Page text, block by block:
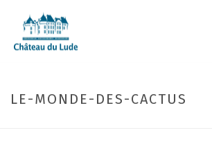
LE-MONDE-DES-CACTUS